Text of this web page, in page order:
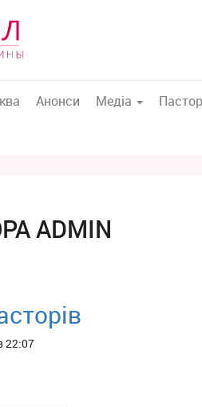
Анонси Медіа Пастор
ADMIN
22:07